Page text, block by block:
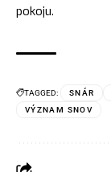
pokoju.
TAGGED: SNÁR
VÝZNAM SNOV